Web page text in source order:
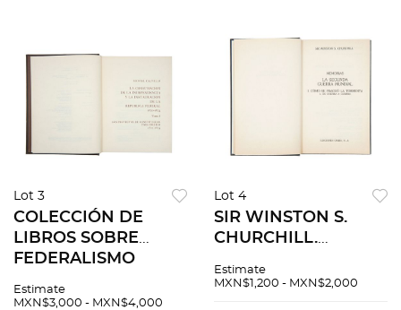
Lot 3
COLECCIÓN DE
LIBROS SOBRE
FEDERALISMO
República federal
Estimate
MXN$3,000 - MXN$4,000
Lot 4
SIR WINSTON S.
CHURCHILL.
CHURCHILL. LA
Estimate
MXN$1,200 - MXN$2,000